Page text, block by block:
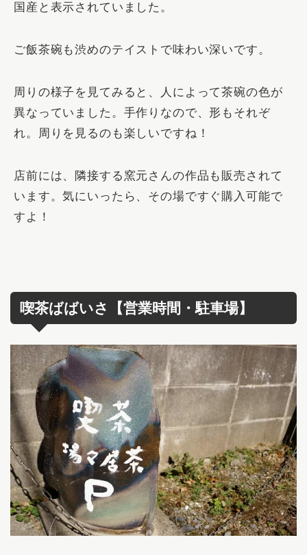
国産と表示されていました。
ご飯茶碗も渋めのテイストで味わい深いです。
周りの様子を見てみると、人によって茶碗の色が
異なっていました。手作りなので、形もそれぞ
れ。周りを見るのも楽しいですね！
店前には、隣接する窯元さんの作品も販売されて
います。気にいったら、その場ですぐ購入可能で
すよ！
喫茶ばばいさ【営業時間・駐車場】